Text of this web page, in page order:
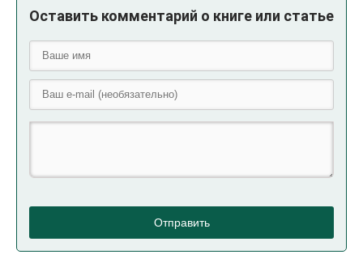
Оставить комментарий о книге или статье
Отправить